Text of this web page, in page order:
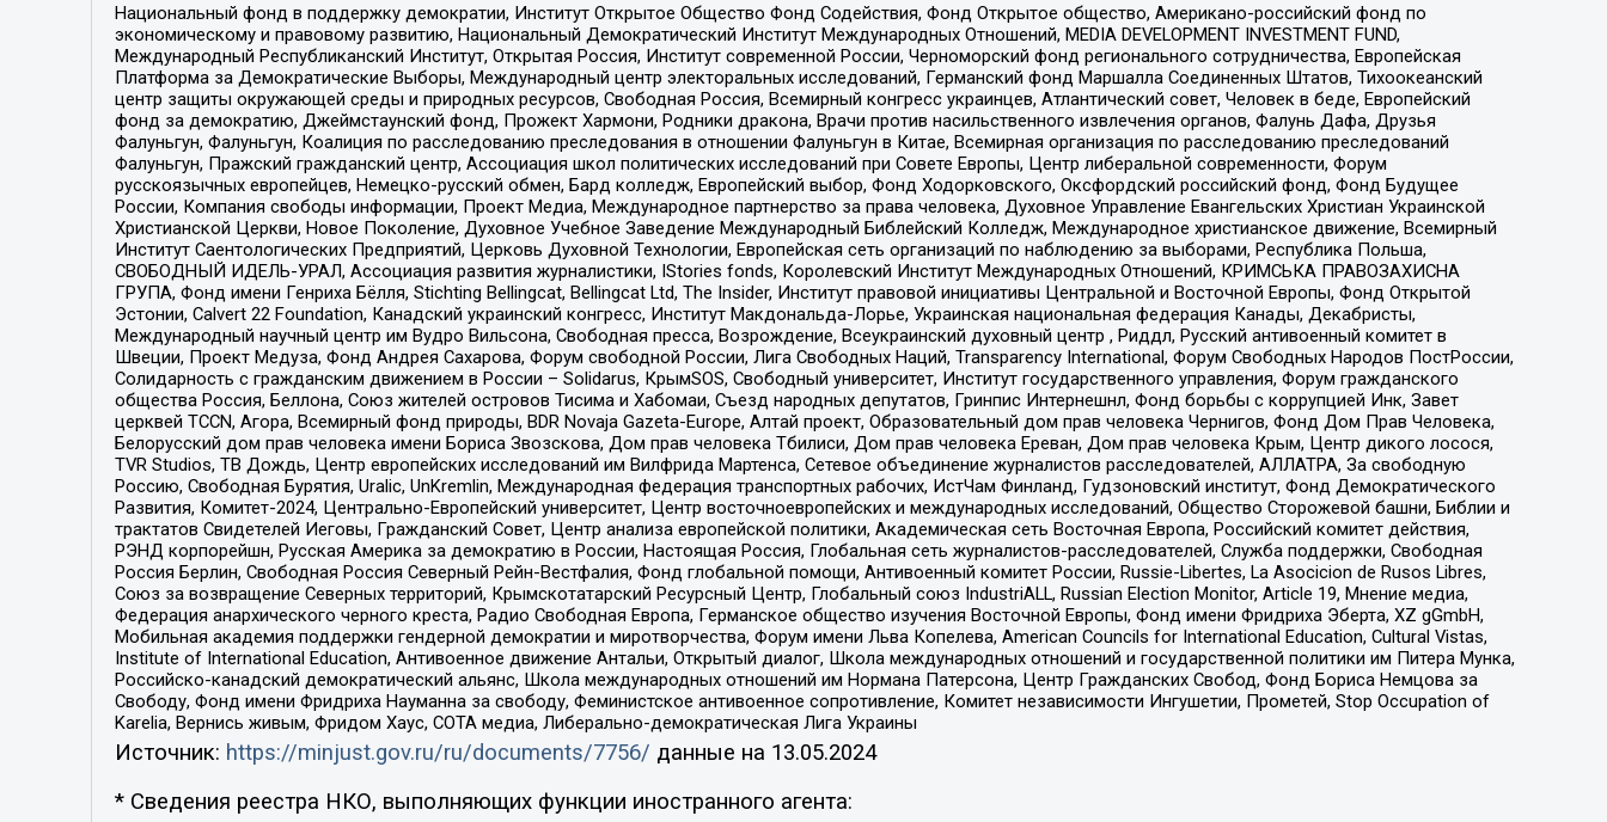
Национальный фонд в поддержку демократии, Институт Открытое Общество Фонд Содействия, Фонд Открытое общество, Американо-российский фонд по
экономическому и правовому развитию, Национальный Демократический Институт Международных Отношений, MEDIA DEVELOPMENT INVESTMENT FUND,
Международный Республиканский Институт, Открытая Россия, Институт современной России, Черноморский фонд регионального сотрудничества, Европейская
Платформа за Демократические Выборы, Международный центр электоральных исследований, Германский фонд Маршалла Соединенных Штатов, Тихоокеанский
центр защиты окружающей среды и природных ресурсов, Свободная Россия, Всемирный конгресс украинцев, Атлантический совет, Человек в беде, Европейский
фонд за демократию, Джеймстаунский фонд, Прожект Хармони, Родники дракона, Врачи против насильственного извлечения органов, Фалунь Дафа, Друзья
Фалуньгун, Фалуньгун, Коалиция по расследованию преследования в отношении Фалуньгун в Китае, Всемирная организация по расследованию преследований
Фалуньгун, Пражский гражданский центр, Ассоциация школ политических исследований при Совете Европы, Центр либеральной современности, Форум
русскоязычных европейцев, Немецко-русский обмен, Бард колледж, Европейский выбор, Фонд Ходорковского, Оксфордский российский фонд, Фонд Будущее
России, Компания свободы информации, Проект Медиа, Международное партнерство за права человека, Духовное Управление Евангельских Христиан Украинской
Христианской Церкви, Новое Поколение, Духовное Учебное Заведение Международный Библейский Колледж, Международное христианское движение, Всемирный
Институт Саентологических Предприятий, Церковь Духовной Технологии, Европейская сеть организаций по наблюдению за выборами, Республика Польша,
СВОБОДНЫЙ ИДЕЛЬ-УРАЛ, Ассоциация развития журналистики, IStories fonds, Королевский Институт Международных Отношений, КРИМСЬКА ПРАВОЗАХИСНА
ГРУПА, Фонд имени Генриха Бёлля, Stichting Bellingcat, Bellingcat Ltd, The Insider, Институт правовой инициативы Центральной и Восточной Европы, Фонд Открытой
Эстонии, Calvert 22 Foundation, Канадский украинский конгресс, Институт Макдональда-Лорье, Украинская национальная федерация Канады, Декабристы,
Международный научный центр им Вудро Вильсона, Свободная пресса, Возрождение, Всеукраинский духовный центр , Риддл, Русский антивоенный комитет в
Швеции, Проект Медуза, Фонд Андрея Сахарова, Форум свободной России, Лига Свободных Наций, Transparеncy International, Форум Свободных Народов ПостРоссии,
Солидарность с гражданским движением в России – Solidarus, КрымSOS, Свободный университет, Институт государственного управления, Форум гражданского
общества Россия, Беллона, Союз жителей островов Тисима и Хабомаи, Съезд народных депутатов, Гринпис Интернешнл, Фонд борьбы с коррупцией Инк, Завет
церквей TCCN, Агора, Всемирный фонд природы, BDR Novaja Gazeta-Europe, Алтай проект, Образовательный дом прав человека Чернигов, Фонд Дом Прав Человека,
Белорусский дом прав человека имени Бориса Звозскова, Дом прав человека Тбилиси, Дом прав человека Ереван, Дом прав человека Крым, Центр дикого лосося,
TVR Studios, ТВ Дождь, Центр европейских исследований им Вилфрида Мартенса, Сетевое объединение журналистов расследователей, АЛЛАТРА, За свободную
Россию, Свободная Бурятия, Uralic, UnKremlin, Международная федерация транспортных рабочих, ИстЧам Финланд, Гудзоновский институт, Фонд Демократического
Развития, Комитет-2024, Центрально-Европейский университет, Центр восточноевропейских и международных исследований, Общество Сторожевой башни, Библии и
трактатов Свидетелей Иеговы, Гражданский Совет, Центр анализа европейской политики, Академическая сеть Восточная Европа, Российский комитет действия,
РЭНД корпорейшн, Русская Америка за демократию в России, Настоящая Россия, Глобальная сеть журналистов-расследователей, Служба поддержки, Свободная
Россия Берлин, Свободная Россия Северный Рейн-Вестфалия, Фонд глобальной помощи, Антивоенный комитет России, Russie-Libertes, La Asocicion de Rusos Libres,
Союз за возвращение Северных территорий, Крымскотатарский Ресурсный Центр, Глобальный союз IndustriALL, Russian Election Monitor, Article 19, Мнение медиа,
Федерация анархического черного креста, Радио Свободная Европа, Германское общество изучения Восточной Европы, Фонд имени Фридриха Эберта, XZ gGmbH,
Мобильная академия поддержки гендерной демократии и миротворчества, Форум имени Льва Копелева, American Councils for International Education, Cultural Vistas,
Institute of International Education, Антивоенное движение Антальи, Открытый диалог, Школа международных отношений и государственной политики им Питера Мунка,
Российско-канадский демократический альянс, Школа международных отношений им Нормана Патерсона, Центр Гражданских Свобод, Фонд Бориса Немцова за
Свободу, Фонд имени Фридриха Науманна за свободу, Феминистское антивоенное сопротивление, Комитет независимости Ингушетии, Прометей, Stop Occupation of
Karelia, Вернись живым, Фридом Хаус, СОТА медиа, Либерально-демократическая Лига Украины
Источник: https://minjust.gov.ru/ru/documents/7756/ данные на 13.05.2024
* Сведения реестра НКО, выполняющих функции иностранного агента: